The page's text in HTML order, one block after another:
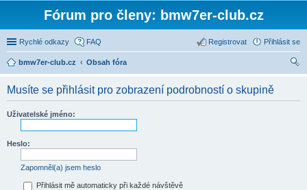
Fórum pro členy: bmw7er-club.cz
Rychlé odkazy FAQ Přihlásit se
Registrovat
bmw7er-club.cz
Obsah fóra
Musíte se přihlásit pro zobrazení podrobností o skupině
Uživatelské jméno:
Heslo:
Zapomněl(a) jsem heslo
Přihlásit mě automaticky při každé návštěvě